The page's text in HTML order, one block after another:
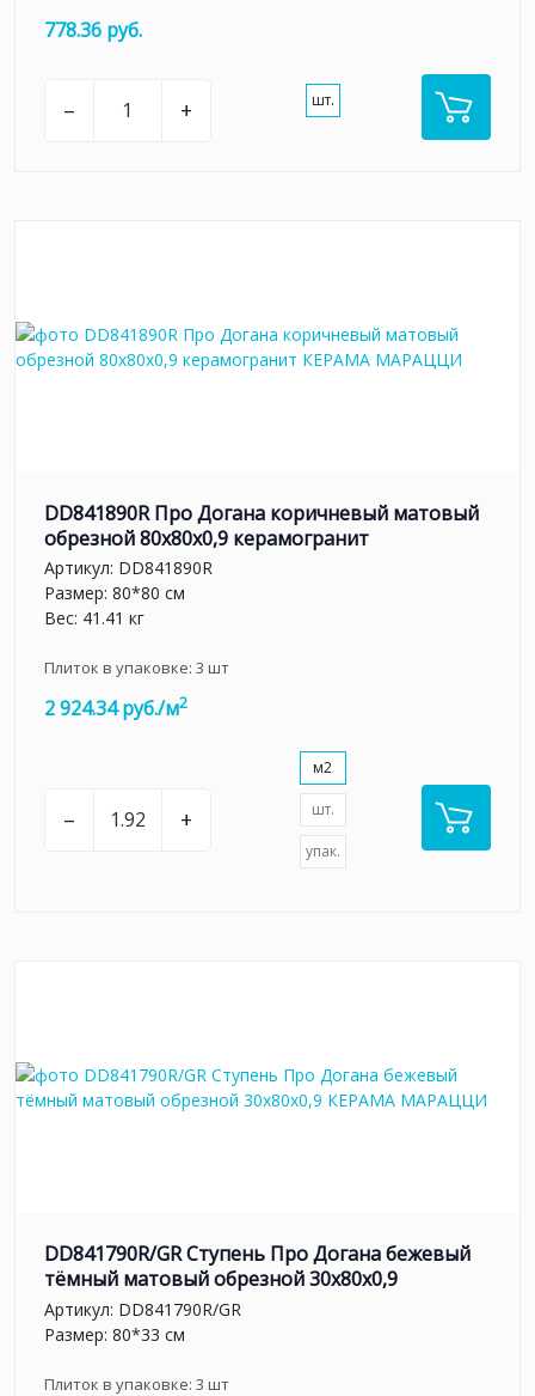
778.36 руб.
– + шт.
DD841890R Про Догана коричневый матовый
обрезной 80x80x0,9 керамогранит
Артикул: DD841890R
Размер: 80*80 см
Вес: 41.41 кг
Плиток в упаковке: 3 шт
2 924.34 руб./м2
– +
м2
шт.
упак.
DD841790R/GR Ступень Про Догана бежевый
тёмный матовый обрезной 30x80x0,9
Артикул: DD841790R/GR
Размер: 80*33 см
Плиток в упаковке: 3 шт